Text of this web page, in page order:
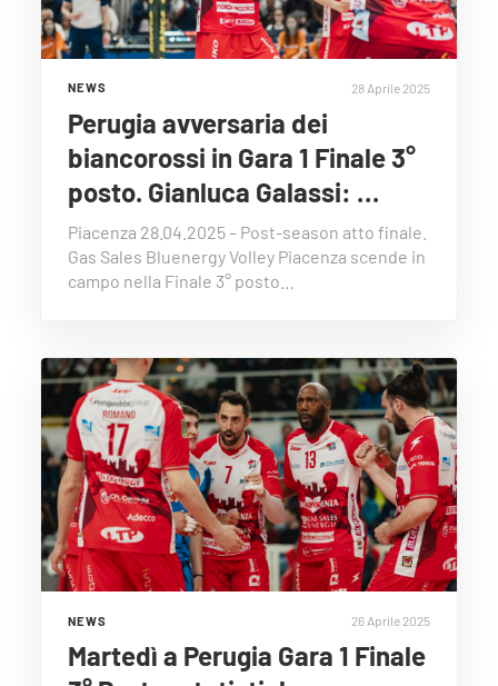
NEWS 28 Aprile 2025
Perugia avversaria dei
biancorossi in Gara 1 Finale 3°
posto. Gianluca Galassi: …
Piacenza 28.04.2025 – Post-season atto finale.
Gas Sales Bluenergy Volley Piacenza scende in
campo nella Finale 3° posto…
NEWS 26 Aprile 2025
Martedì a Perugia Gara 1 Finale